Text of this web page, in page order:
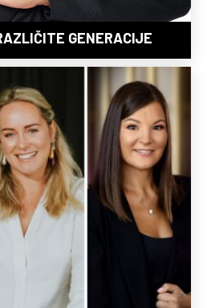
GENERACIJE